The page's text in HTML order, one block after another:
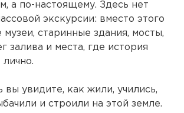
а по-настоящему. Здесь нет
экскурсии: вместо этого
старинные здания, мосты,
залива и места, где история
лично.
вы увидите, как жили, учились,
и строили на этой земле.